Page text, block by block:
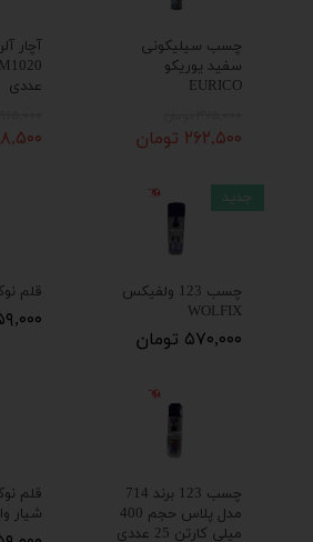
چسب سیلیکونی
سفید یوریکو
EURICO
۲۶۲,۵۰۰ تومان
آچار
عددی
۸۶۸,۵۰۰
چسب 123 ولفیکس
WOLFIX
۵۷۰,۰۰۰ تومان
جدید
قلم
۶۵۹,۰۰۰
چسب 123 برند 714
مدل پلاس حجم 400
میلی کارتن 25 عددی
قلم
شیار